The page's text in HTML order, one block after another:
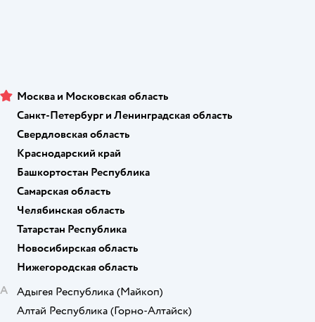
Москва и Московская область
Санкт-Петербург и Ленинградская область
Свердловская область
Краснодарский край
Башкортостан Республика
Самарская область
Челябинская область
Татарстан Республика
Новосибирская область
Нижегородская область
А
Адыгея Республика (Майкоп)
Алтай Республика (Горно-Алтайск)